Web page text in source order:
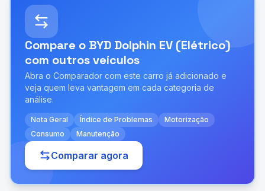
Compare o BYD Dolphin EV (Elétrico)
com outros veículos
Abra o Comparador com este carro já adicionado e
veja quem leva vantagem em cada categoria de
análise.
Nota Geral Índice de Problemas
Motorização
Consumo
Manutenção
Comparar agora